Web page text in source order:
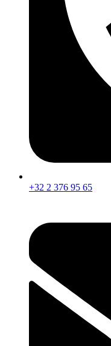
+32 2 376 95 65